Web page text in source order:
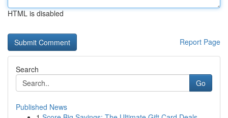
HTML is disabled
Report Page
Search
Go
Published News